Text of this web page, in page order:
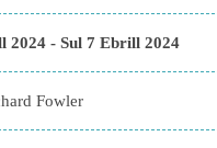
2024 - Sul 7 Ebrill 2024
Fowler